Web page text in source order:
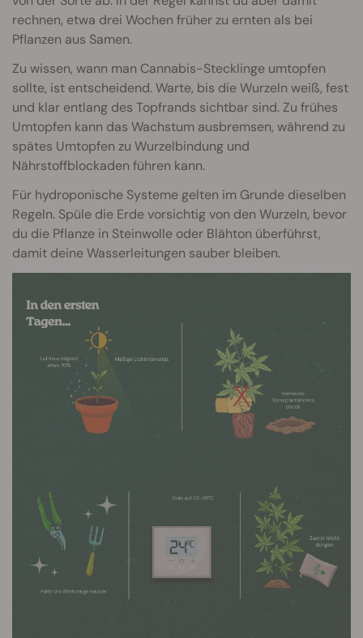
rechnen, etwa drei Wochen früher zu ernten als bei
Pflanzen aus Samen.
Zu wissen, wann man Cannabis-Stecklinge umtopfen
sollte, ist entscheidend. Warte, bis die Wurzeln weiß, fest
und klar entlang des Topfrands sichtbar sind. Zu frühes
Umtopfen kann das Wachstum ausbremsen, während zu
spätes Umtopfen zu Wurzelbindung und
Nährstoffblockaden führen kann.
Für hydroponische Systeme gelten im Grunde dieselben
Regeln. Spüle die Erde vorsichtig von den Wurzeln, bevor
du die Pflanze in Steinwolle oder Blähton überführst,
damit deine Wasserleitungen sauber bleiben.